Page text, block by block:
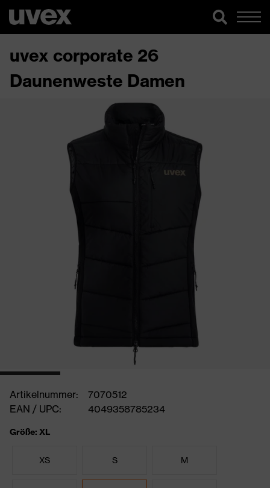
uvex corporate 26
Daunenweste Damen
Artikelnummer:
7070512
EAN / UPC:
4049358785234
Größe: XL
XS S M